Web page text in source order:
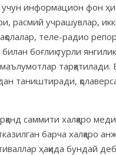
информацион фон
расмий учрашувлар,
теле-радио
боғлиқ турли
тарқатилади.
таништиради,
саммити халқаро
барча халқаро
ҳақида бундай